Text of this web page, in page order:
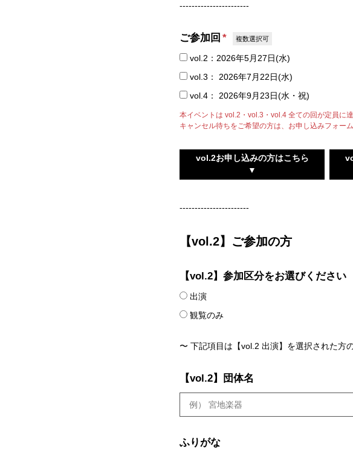
-----------------------
ご参加回 * 複数選択可
vol.2：2026年5月27日(水)
vol.3： 2026年7月22日(水)
vol.4： 2026年9月23日(水・祝)
本イベントは vol.2・vol.3・vol.4 全ての回が定員に達
キャンセル待ちをご希望の方は、お申し込みフォー
vol.2お申し込みの方はこちら
▼
-----------------------
【vol.2】ご参加の方
【vol.2】参加区分をお選びください
出演
観覧のみ
〜 下記項目は【vol.2 出演】を選択された方
【vol.2】団体名
ふりがな